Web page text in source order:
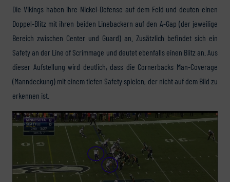
Die Vikings haben ihre Nickel-Defense auf dem Feld und deuten einen
Doppel-Blitz mit ihren beiden Linebackern auf den A-Gap (der jeweilige
Bereich zwischen Center und Guard) an. Zusätzlich befindet sich ein
Safety an der Line of Scrimmage und deutet ebenfalls einen Blitz an. Aus
dieser Aufstellung wird deutlich, dass die Cornerbacks Man-Coverage
(Manndeckung) mit einem tiefen Safety spielen, der nicht auf dem Bild zu
erkennen ist.